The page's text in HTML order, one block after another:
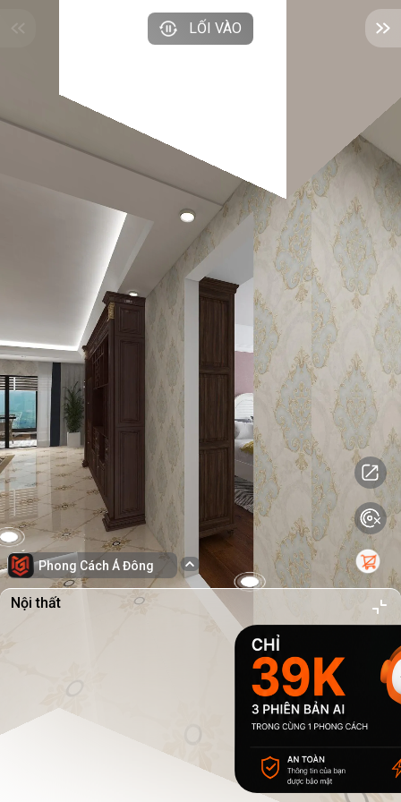
LỐI VÀO
Phong Cách Á Đông
Nội thất